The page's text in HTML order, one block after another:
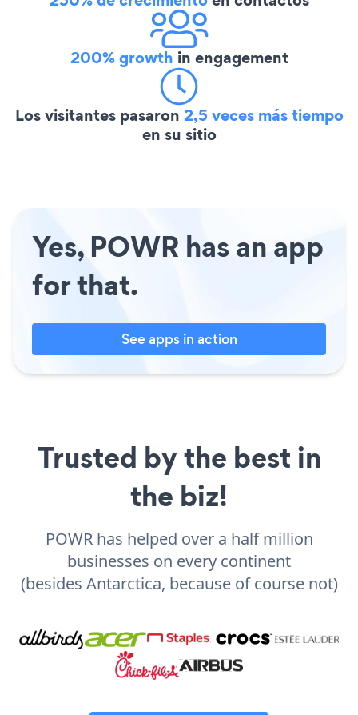
200% growth in engagement
Los visitantes pasaron 2,5 veces más tiempo
en su sitio
Yes, POWR has an app
for that.
See apps in action
Trusted by the best in
the biz!
POWR has helped over a half million
businesses on every continent
(besides Antarctica, because of course not)